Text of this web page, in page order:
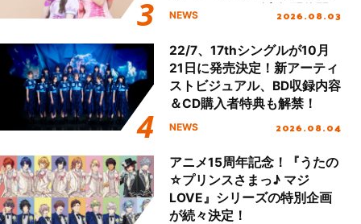
える」TVサイズ先行配信開
NEWS 2026.08.03
22/7、17thシングルが10月
21日に発売決定！新アーティ
ストビジュアル、BD収録内容
＆CD購入者特典も解禁！
NEWS 2026.08.04
アニメ15周年記念！『うたの
☆プリンスさまっ♪ マジ
LOVE』シリーズの特別企画
が続々決定！